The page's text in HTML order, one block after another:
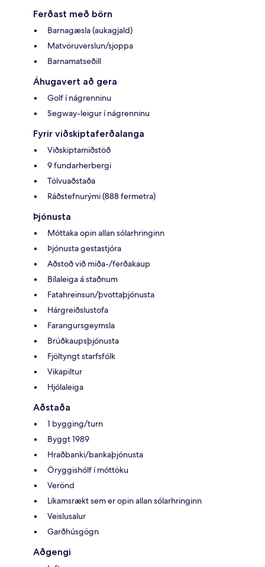
Ferðast með börn
Barnagæsla (aukagjald)
Matvöruverslun/sjoppa
Barnamatseðill
Áhugavert að gera
Golf í nágrenninu
Segway-leigur í nágrenninu
Fyrir viðskiptaferðalanga
Viðskiptamiðstöð
9 fundarherbergi
Tölvuaðstaða
Ráðstefnurými (888 fermetra)
Þjónusta
Móttaka opin allan sólarhringinn
Þjónusta gestastjóra
Aðstoð við miða-/ferðakaup
Bílaleiga á staðnum
Fatahreinsun/þvottaþjónusta
Hárgreiðslustofa
Farangursgeymsla
Brúðkaupsþjónusta
Fjöltyngt starfsfólk
Vikapiltur
Hjólaleiga
Aðstaða
1 bygging/turn
Byggt 1989
Hraðbanki/bankaþjónusta
Öryggishólf í móttöku
Verönd
Líkamsrækt sem er opin allan sólarhringinn
Veislusalur
Garðhúsgögn
Aðgengi